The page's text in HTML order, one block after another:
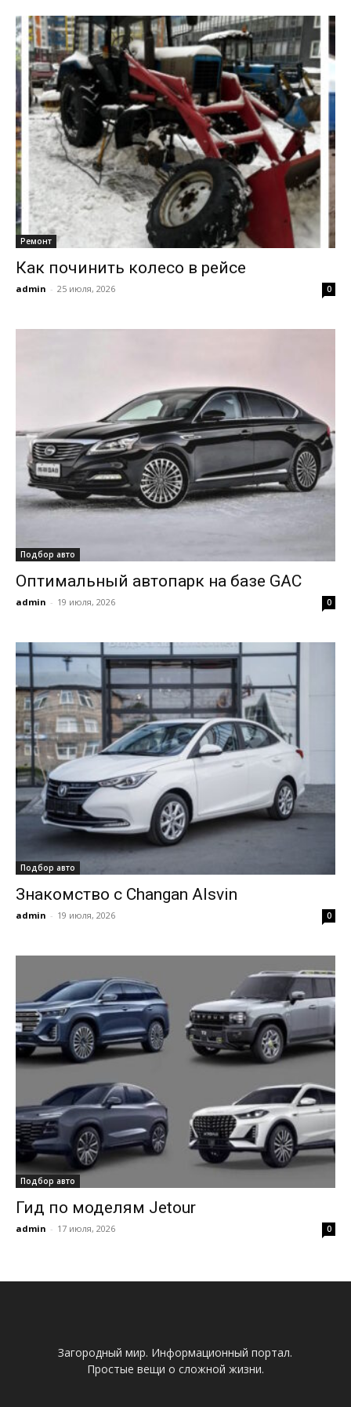
Ремонт
Как починить колесо в рейсе
admin - 25 июля, 2026 0
Подбор авто
Оптимальный автопарк на базе GAC
admin - 19 июля, 2026 0
Подбор авто
Знакомство с Changan Alsvin
admin - 19 июля, 2026 0
Подбор авто
Гид по моделям Jetour
admin - 17 июля, 2026 0
Загородный мир. Информационный портал.
Простые вещи о сложной жизни.